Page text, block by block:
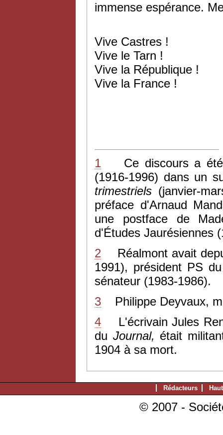
immense espérance.
Vive Castres !
Vive le Tarn !
Vive la République !
Vive la France !
1 Ce discours a été
(1916-1996) dans un
trimestriels (janvier-
préface d'Arnaud
une postface de
d'Études Jaurésiennes
2 Réalmont avait
1991), président PS
sénateur (1983-1986).
3 Philippe Deyvaux,
4 L'écrivain Jules
du Journal, était
1904 à sa mort.
Rédacteurs
© 2007 -